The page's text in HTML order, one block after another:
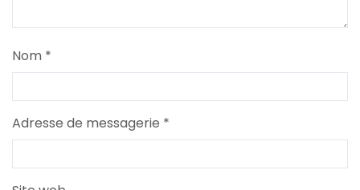
Nom *
Adresse de messagerie *